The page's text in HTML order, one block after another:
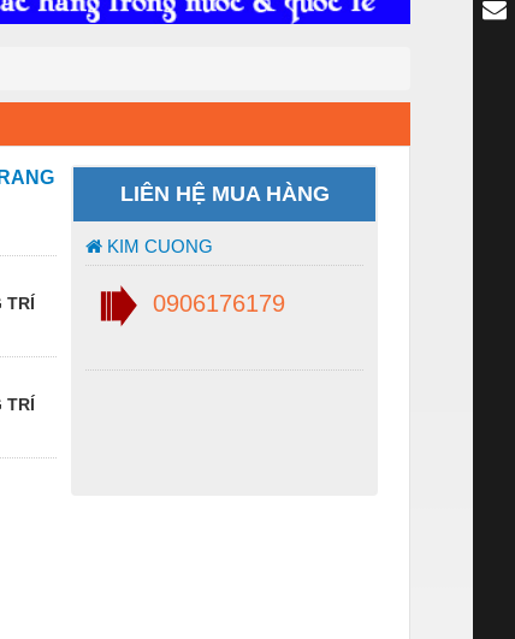
TRÍ
TRÍ
LIÊN HỆ MUA HÀNG
KIM CUONG
0906176179